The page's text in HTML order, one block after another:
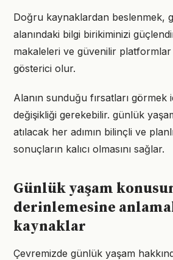
Doğru kaynaklardan beslenmek,
alanındaki bilgi birikiminizi
makaleleri ve güvenilir
gösterici olur.
Alanın sunduğu fırsatları görmek
değişikliği gerekebilir. günlük
atılacak her adımın bilinçli ve
sonuçların kalıcı olmasını sağlar.
Günlük yaşam
derinlemesine
kaynaklar
Çevremizde günlük yaşam